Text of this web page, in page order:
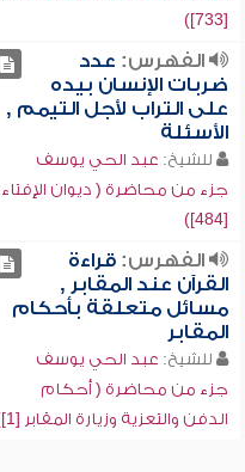
[733])
الفهرس: عدد
ضربات الإنسان بيده
على التراب لأجل التيمم ,
الأسئلة
للشيخ: عبد الحي يوسف
جزء من محاضرة ( ديوان الإفتاء
[484])
الفهرس:قراءة
القرآن عند المقابر ,
مسائل متعلقة بأحكام
المقابر
للشيخ: عبد الحي يوسف
جزء من محاضرة ( أحكام
الدفن والتعزية وزيارة المقابر [1])